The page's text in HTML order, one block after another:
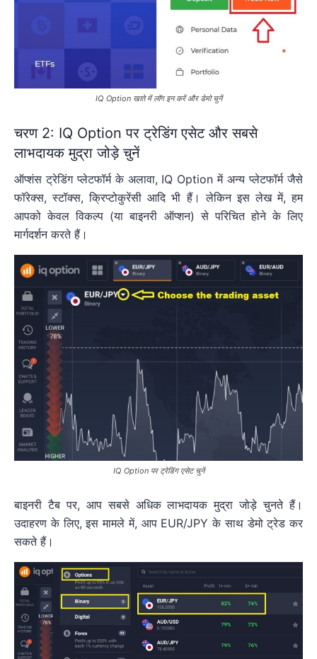
IQ Option खाते में लॉग इन करें और डेमो चुनें
चरण 2: IQ Option पर ट्रेडिंग एसेट और सबसे
लाभदायक मुद्रा जोड़े चुनें
ऑप्शंस ट्रेडिंग प्लेटफॉर्म के अलावा, IQ Option में अन्य प्लेटफॉर्म जैसे
फॉरेक्स, स्टॉक्स, क्रिप्टोकुरेंसी आदि भी हैं। लेकिन इस लेख में, हम
आपको केवल विकल्प (या बाइनरी ऑप्शन) से परिचित होने के लिए
मार्गदर्शन करते हैं।
IQ Option पर ट्रेडिंग एसेट चुनें
बाइनरी टैब पर, आप सबसे अधिक लाभदायक मुद्रा जोड़े चुनते हैं।
उदाहरण के लिए, इस मामले में, आप EUR/JPY के साथ डेमो ट्रेड कर
सकते हैं।